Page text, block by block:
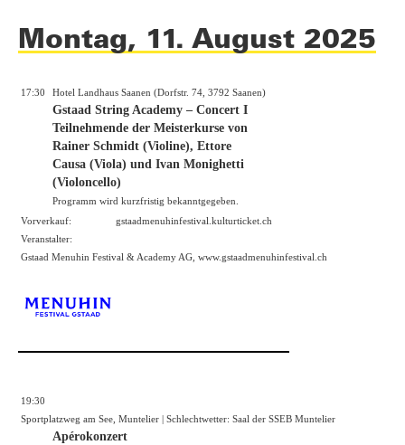
Montag, 11. August 2025
17:30 Hotel Landhaus Saanen (Dorfstr. 74, 3792 Saanen)
Gstaad String Academy – Concert I
Teilnehmende der Meisterkurse von
Rainer Schmidt (Violine), Ettore
Causa (Viola) und Ivan Monighetti
(Violoncello)
Programm wird kurzfristig bekanntgegeben.
Vorverkauf:
gstaadmenuhinfestival.kulturticket.ch
Veranstalter:
Gstaad Menuhin Festival & Academy AG, www.gstaadmenuhinfestival.ch
19:30
Sportplatzweg am See, Muntelier | Schlechtwetter: Saal der SSEB Muntelier
Apérokonzert